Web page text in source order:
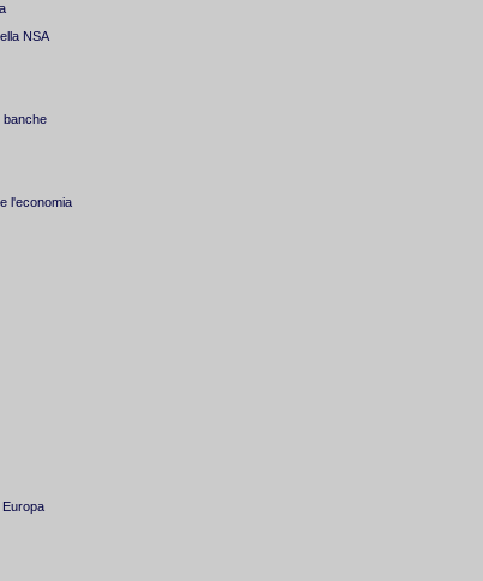
NSA
banche
l'economia